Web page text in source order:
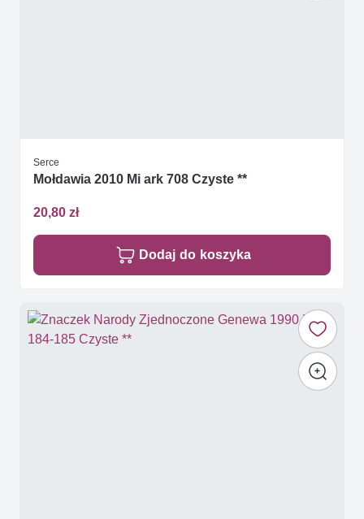
Serce
Mołdawia 2010 Mi ark 708 Czyste **
20,80 zł
Dodaj do koszyka